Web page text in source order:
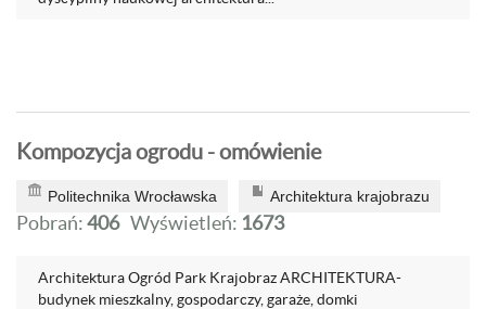
Kompozycja ogrodu - omówienie
Politechnika Wrocławska Architektura krajobrazu
Pobrań:406 Wyświetleń: 1673
Architektura Ogród Park Krajobraz ARCHITEKTURA-
budynek mieszkalny, gospodarczy, garaże, domki